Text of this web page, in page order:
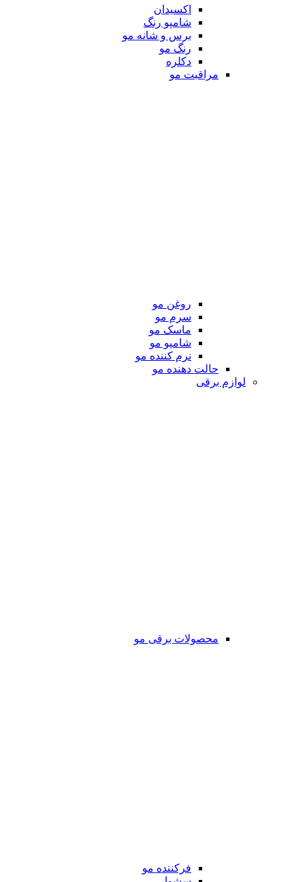
اکسیدان
شامپو رنگ
برس و شانه مو
رنگ مو
دکلره
مراقبت مو
روغن مو
سرم مو
ماسک مو
شامپو مو
نرم کننده مو
حالت دهنده مو
لوازم برقی
محصولات برقی مو
فرکننده مو